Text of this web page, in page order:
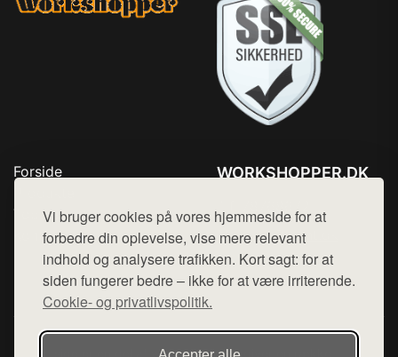
Vi bruger cookies på vores hjemmeside for at
forbedre din oplevelse, vise mere relevant
indhold og analysere trafikken. Kort sagt: for at
siden fungerer bedre – ikke for at være irriterende.
Cookie- og privatlivspolitik.
Forside
Top Rabatter
Kontakt
WORKSHOPPER.DK
Mail: hej@want.dk
Cookie- og privatlivspolitik
Denne side er en del af want.dk, der udgiver en række